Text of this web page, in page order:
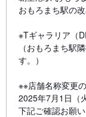
おもろまち駅の
※Tギャラリア（
（おもろまち駅
す。）
※※店舗名称変更
2025年7月1日（
下記ご確認お願い